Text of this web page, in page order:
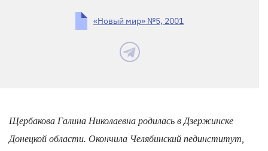
«Новый мир» №5, 2001
Щербакова Галина Николаевна родилась в Дзержинске
Донецкой области. Окончила Челябинский пединститут,